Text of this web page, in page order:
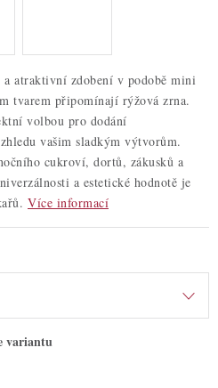
Obchodní podmínky
Moje objednávka
a atraktivní zdobení v podobě mini
tvarem připomínají rýžová zrna.
volbou pro dodání
vašim sladkým výtvorům.
cukroví, dortů, zákusků a
a estetické hodnotě je
Více informací